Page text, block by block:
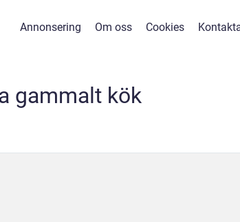
Annonsering Om oss Cookies
gammalt kök